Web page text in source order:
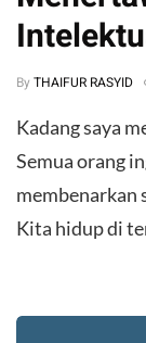
By THAIFUR RASYID
Kadang saya
Semua orang
membenarkan
Kita hidup di